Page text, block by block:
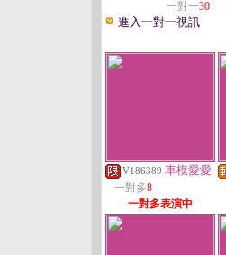
一對一30
進入一對一視訊
V186389 車模愛愛
一對多8
一對多表演中